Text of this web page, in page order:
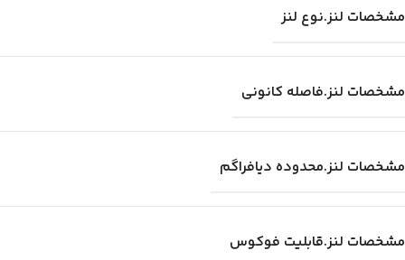
مشخصات لنز.نوع لنز
مشخصات لنز.فاصله کانونی
مشخصات لنز.محدوده دیافراگم
مشخصات لنز.قابلیت فوکوس